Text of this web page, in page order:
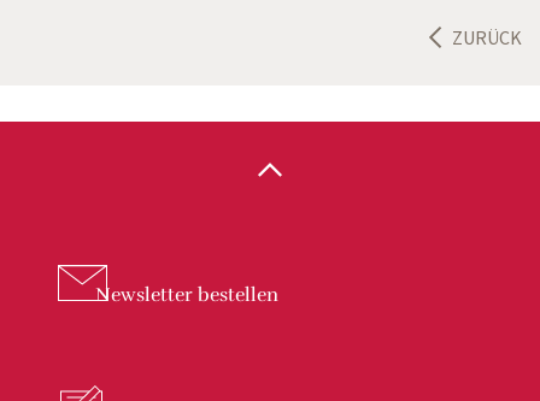
ZURÜCK
Newsletter bestellen